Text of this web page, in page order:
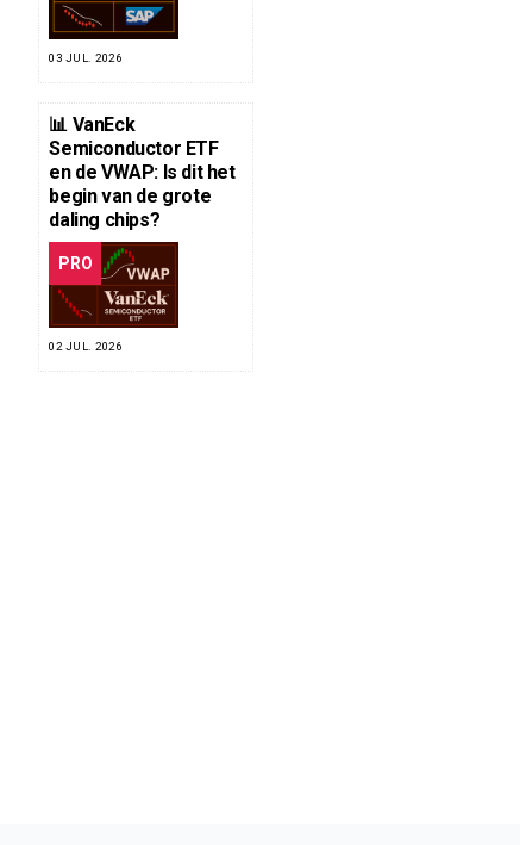
03 JUL. 2026
📊 VanEck
Semiconductor ETF
en de VWAP: Is dit het
begin van de grote
daling chips?
PRO
02 JUL. 2026